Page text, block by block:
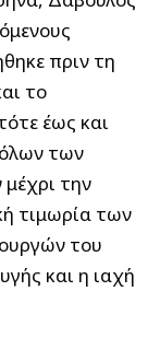
πριν τη
το
έως και
των
την
τιμωρία των
του
και η ιαχή